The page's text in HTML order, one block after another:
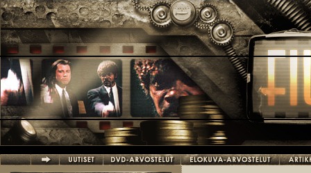
Hyppää pääsisältöön